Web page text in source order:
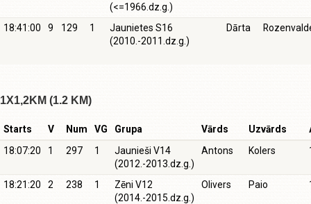
(<=1966.dz.g.)
18:41:00 9 129 1
Jaunietes S16
(2010.-2011.dz.g.)
Dārta
1X1,2KM (1.2 KM)
Starts V Num VG Grupa Vārds Uzvārds
18:07:20
1 297 1
Jaunieši V14
(2012.-2013.dz.g.)
Antons Kolers
18:21:20 2 238 1
Zēni V12
(2014.-2015.dz.g.)
Olivers Paio